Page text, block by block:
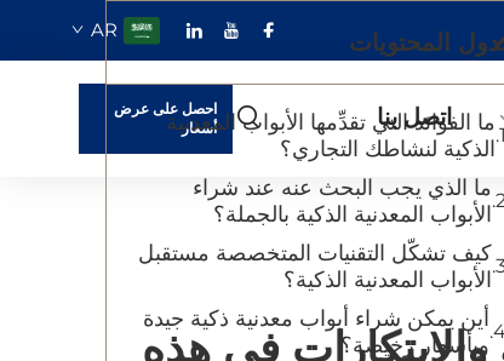
AR
اتصل بنا
احصل على عرض
أسعار
والابتكارات في هذه
المحتويات
ما الفوائد التي تقدِّمها الأبواب المعدنية
الذكية لنشاطك التجاري؟
ما الذي يجب البحث عنه عند شراء
الأبواب المعدنية الذكية بالجملة؟
كيف تشكّل التقنيات المتخصصة مستقبل
الأبواب المعدنية الذكية؟
أين يمكن شراء أبواب معدنية ذكية جيدة
وبأسعار رخيصة؟